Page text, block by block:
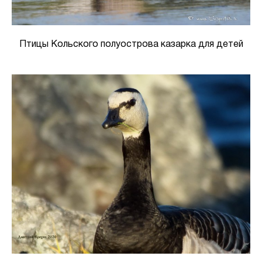
Птицы Кольского полуострова казарка для детей